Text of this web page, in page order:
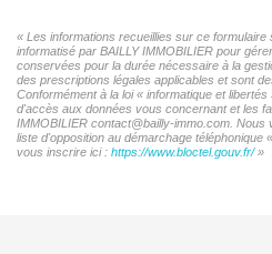
« Les informations recueillies sur ce
informatisé par BAILLY IMMOBILIER pour
conservées pour la durée nécessaire à la
des prescriptions légales applicables et sont
Conformément à la loi « informatique et
d'accès aux données vous concernant et les
IMMOBILIER contact@bailly-immo.com. Nous
liste d'opposition au démarchage téléphonique
vous inscrire ici : https://www.bloctel.gouv.fr/»